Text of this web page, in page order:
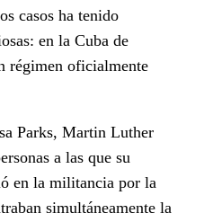
casos ha tenido
en la Cuba de
régimen oficialmente
Parks, Martin Luther
a las que su
en la militancia por la
simultáneamente la